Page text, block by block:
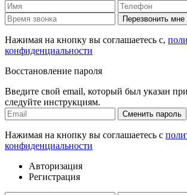
Перезвонить мне
Нажимая на кнопку вы соглашаетесь с,
конфиденциальности
Восстановление пароля
Введите свой email, который был указан
следуйте инструкциям.
Сменить пароль
Нажимая на кнопку вы соглашаетесь с
конфиденциальности
Авторизация
Регистрация